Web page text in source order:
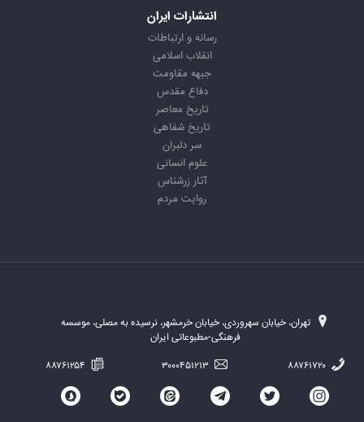
انتشارات ایران
رسانه و ارتباطات
انقلاب اسلامی
جبهه مقاومت
دفاع مقدس
تاریخ معاصر
تاریخ شفاهی
سر دلبران
علوم انسانی
آثار زرشناس
روایت مردم
تهران، خیابان سهروردی، خیابان خرمشهر، نرسیده به مصلی، موسسه
فرهنگی-مطبوعاتی ایران